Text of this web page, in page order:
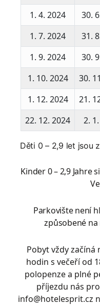
1. 4. 2024
30.
1. 7. 2024
31.
1. 9. 2024
30.
1. 10. 2024
30.
1. 12. 2024
21.
22. 12. 2024
2.
Děti 0 – 2,9 let jsou
Kinder 0 – 2,9 Jahre
Parkovište není
způsobené
Pobyt vždy začíná
hodin s večeří od
polopenze a plné
příjezdu nás
info@hotelesprit.cz